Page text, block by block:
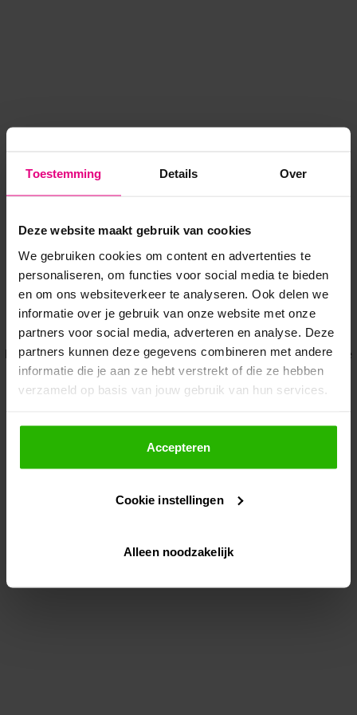
Toestemming Details Over
Deze website maakt gebruik van cookies
We gebruiken cookies om content en advertenties te
personaliseren, om functies voor social media te bieden
en om ons websiteverkeer te analyseren. Ook delen we
informatie over je gebruik van onze website met onze
partners voor social media, adverteren en analyse. Deze
partners kunnen deze gegevens combineren met andere
informatie die je aan ze hebt verstrekt of die ze hebben
verzameld op basis van jouw gebruik van hun services.
Als je op "Accepteer" klikt, dan geef je Voordeeluitjes.nl
toestemming om cookies voor social media en
gepersonaliseerde advertenties te plaatsen.
Lees hier meer over in onsprivacybeleid
Via "Cookie instellingen" kun je ook zelf instellen welke
Accepteren
Cookie instellingen
Alleen noodzakelijk
Application error: a client-side exception has occurred while
loadingwww.voordeeluitjes.nl (see the browser console for more
information).